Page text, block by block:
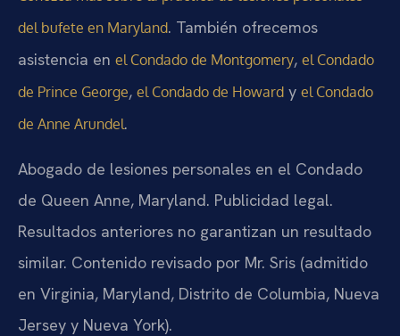
del bufete en Maryland. También ofrecemos
asistencia en el Condado de Montgomery, el Condado
de Prince George, el Condado de Howard y el Condado
de Anne Arundel.
Abogado de lesiones personales en el Condado
de Queen Anne, Maryland. Publicidad legal.
Resultados anteriores no garantizan un resultado
similar. Contenido revisado por Mr. Sris (admitido
en Virginia, Maryland, Distrito de Columbia, Nueva
Jersey y Nueva York).